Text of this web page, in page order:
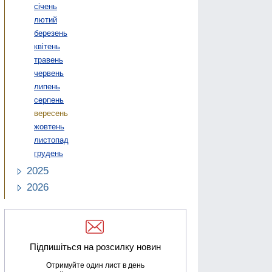
січень
лютий
березень
квітень
травень
червень
липень
серпень
вересень
жовтень
листопад
грудень
2025
2026
Підпишіться на розсилку новин
Отримуйте один лист в день